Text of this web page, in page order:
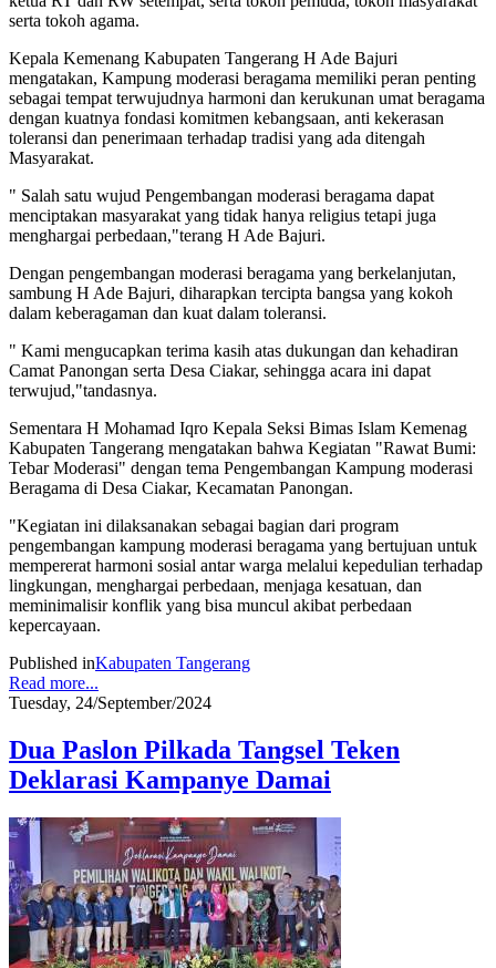
serta tokoh agama.
Kepala Kemenang Kabupaten Tangerang H Ade Bajuri
mengatakan, Kampung moderasi beragama memiliki peran penting
sebagai tempat terwujudnya harmoni dan kerukunan umat beragama
dengan kuatnya fondasi komitmen kebangsaan, anti kekerasan
toleransi dan penerimaan terhadap tradisi yang ada ditengah
Masyarakat.
" Salah satu wujud Pengembangan moderasi beragama dapat
menciptakan masyarakat yang tidak hanya religius tetapi juga
menghargai perbedaan,"terang H Ade Bajuri.
Dengan pengembangan moderasi beragama yang berkelanjutan,
sambung H Ade Bajuri, diharapkan tercipta bangsa yang kokoh
dalam keberagaman dan kuat dalam toleransi.
" Kami mengucapkan terima kasih atas dukungan dan kehadiran
Camat Panongan serta Desa Ciakar, sehingga acara ini dapat
terwujud,"tandasnya.
Sementara H Mohamad Iqro Kepala Seksi Bimas Islam Kemenag
Kabupaten Tangerang mengatakan bahwa Kegiatan "Rawat Bumi:
Tebar Moderasi" dengan tema Pengembangan Kampung moderasi
Beragama di Desa Ciakar, Kecamatan Panongan.
"Kegiatan ini dilaksanakan sebagai bagian dari program
pengembangan kampung moderasi beragama yang bertujuan untuk
mempererat harmoni sosial antar warga melalui kepedulian terhadap
lingkungan, menghargai perbedaan, menjaga kesatuan, dan
meminimalisir konflik yang bisa muncul akibat perbedaan
kepercayaan.
Published inKabupaten Tangerang
Read more...
Tuesday, 24/September/2024
Dua Paslon Pilkada Tangsel Teken
Deklarasi Kampanye Damai